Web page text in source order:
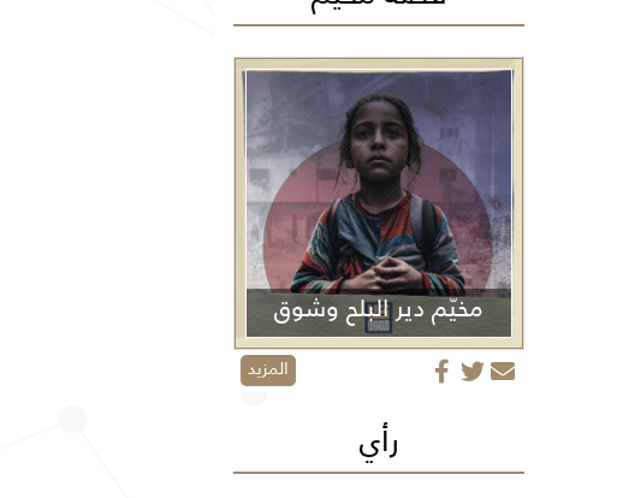
مخيّم دير البلح وشوق
الأولاد
المزيد
رأي